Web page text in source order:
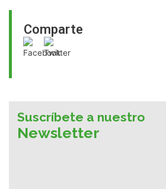
Comparte
Suscríbete a nuestro
Newsletter